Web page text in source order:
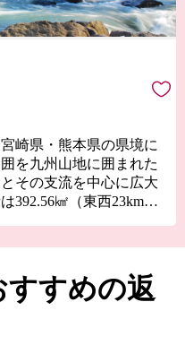
崎県・熊本県の県境に
を九州山地に囲まれた
その支流を中心に広大
392.56㎢（東西23km、
道といわれるほどで
よりお米の登熟度が高
名です。
は、鉱石1tあたりの金の
すすめの返